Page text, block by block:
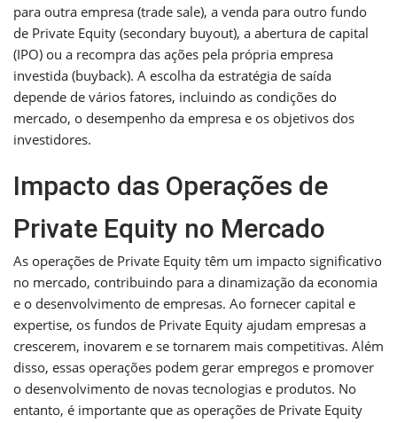
para outra empresa (trade sale), a venda para outro fundo
de Private Equity (secondary buyout), a abertura de capital
(IPO) ou a recompra das ações pela própria empresa
investida (buyback). A escolha da estratégia de saída
depende de vários fatores, incluindo as condições do
mercado, o desempenho da empresa e os objetivos dos
investidores.
Impacto das Operações de
Private Equity no Mercado
As operações de Private Equity têm um impacto significativo
no mercado, contribuindo para a dinamização da economia
e o desenvolvimento de empresas. Ao fornecer capital e
expertise, os fundos de Private Equity ajudam empresas a
crescerem, inovarem e se tornarem mais competitivas. Além
disso, essas operações podem gerar empregos e promover
o desenvolvimento de novas tecnologias e produtos. No
entanto, é importante que as operações de Private Equity